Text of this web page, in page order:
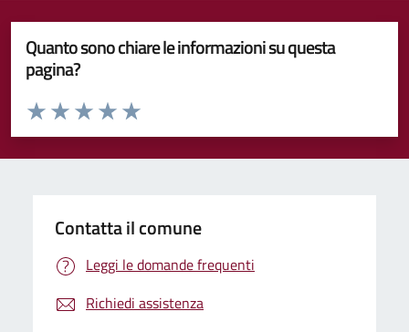
Quanto sono chiare le informazioni su questa
pagina?
Valuta da 1 a 5 stelle la pagina
Valuta 5 stelle su 5
Valuta 4 stelle su 5
Valuta 3 stelle su 5
Valuta 2 stelle su 5
Valuta 1 stelle su 5
Contatta il comune
Leggi le domande frequenti
Richiedi assistenza